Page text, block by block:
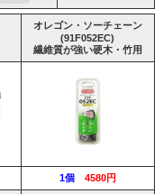
オレゴン・ソーチェーン
(91F052EC)
繊維質が強い硬木・竹用
1個 4580円